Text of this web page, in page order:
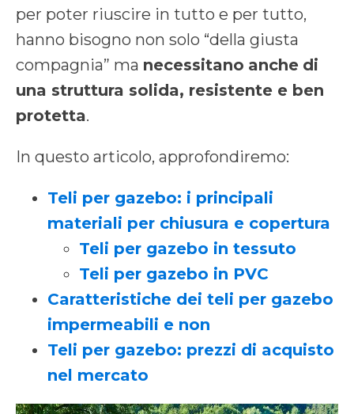
per poter riuscire in tutto e per tutto,
hanno bisogno non solo “della giusta
compagnia” ma necessitano anche di
una struttura solida, resistente e ben
protetta.
In questo articolo, approfondiremo:
Teli per gazebo: i principali
materiali per chiusura e copertura
Teli per gazebo in tessuto
Teli per gazebo in PVC
Caratteristiche dei teli per gazebo
impermeabili e non
Teli per gazebo: prezzi di acquisto
nel mercato